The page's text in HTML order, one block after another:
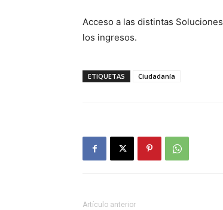
Acceso a las distintas
los ingresos.
ETIQUETAS Ciudadanía
Artículo anterior